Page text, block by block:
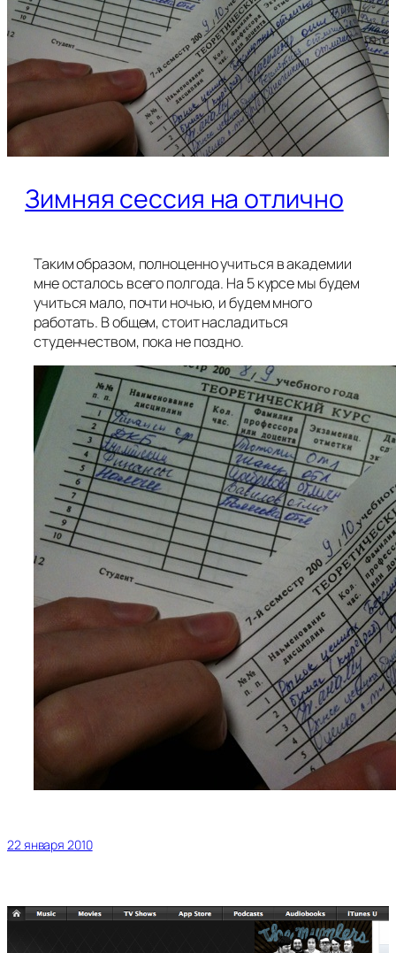
Зимняя сессия на отлично
Таким образом, полноценно учиться в академии
мне осталось всего полгода. На 5 курсе мы будем
учиться мало, почти ночью, и будем много
работать. В общем, стоит насладиться
студенчеством, пока не поздно.
22 января 2010